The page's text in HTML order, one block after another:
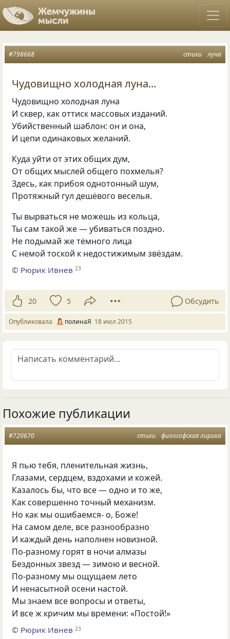
стихи луна
#798668
Чудовищно холодная луна...
Чудовищно холодная луна
И сквер, как оттиск массовых изданий.
Убийственный шаблон: он и она,
И цепи одинаковых желаний.
Куда уйти от этих общих дум,
От общих мыслей общего похмелья?
Здесь, как прибоя однотонный шум,
Протяжный гул дешёвого веселья.
Ты вырваться не можешь из кольца,
Ты сам такой же — убиваться поздно.
Не подымай же тёмного лица
С немой тоской к недостижимым звёздам.
© Рюрик Ивнев 23
20 5 Обсудить
Опубликовала полинаЯ 18 июл 2015
Похожие публикации
стихи философская лирика
#720670
Я пью тебя, пленительная жизнь,
Глазами, сердцем, вздохами и кожей.
Казалось бы, что все — одно и то же,
Как совершенно точный механизм.
Но как мы ошибаемся- о, Боже!
На самом деле, все разнообразно
И каждый день наполнен новизной.
По-разному горят в ночи алмазы
Бездонных звезд — зимою и весной.
По-разному мы ощущаем лето
И ненасытной осени настой.
Мы знаем все вопросы и ответы,
И все ж кричим мы времени: «Постой!»
© Рюрик Ивнев 23